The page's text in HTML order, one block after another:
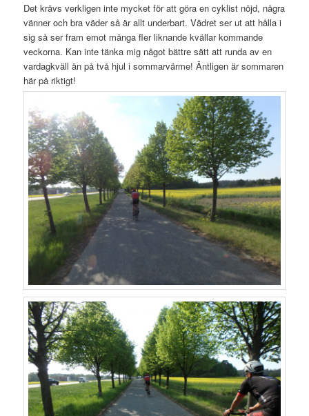
Det krävs verkligen inte mycket för att göra en cyklist nöjd, några
vänner och bra väder så är allt underbart. Vädret ser ut att hålla i
sig så ser fram emot många fler liknande kvällar kommande
veckorna. Kan inte tänka mig något bättre sätt att runda av en
vardagkväll än på två hjul i sommarvärme! Äntligen är sommaren
här på riktigt!